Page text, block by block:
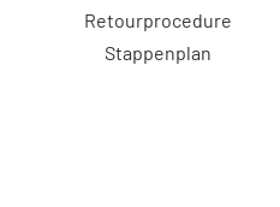
Retourprocedure
Stappenplan